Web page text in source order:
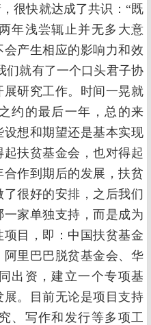
很快就达成了共识：“既
年浅尝辄止并无多大意
产生相应的影响力和效
们就有了一个口头君子协
研究工作。时间一晃就
约的最后一年，总的来
想和期望还是基本实现
扶贫基金会，也对得起
作到期后的发展，扶贫
很好的安排，之后我们
家单独支持，而是成为
目，即：中国扶贫基金
里巴巴脱贫基金会、华
出资，建立一个专项基
。目前无论是项目支持
、写作和发行等多项工